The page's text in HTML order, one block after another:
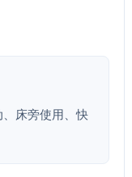
床旁使用、快